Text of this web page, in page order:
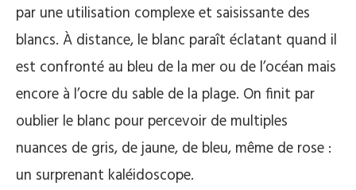
par une utilisation complexe et saisissante des
blancs. À distance, le blanc paraît éclatant quand il
est confronté au bleu de la mer ou de l’océan mais
encore à l’ocre du sable de la plage. On finit par
oublier le blanc pour percevoir de multiples
nuances de gris, de jaune, de bleu, même de rose :
un surprenant kaléidoscope.